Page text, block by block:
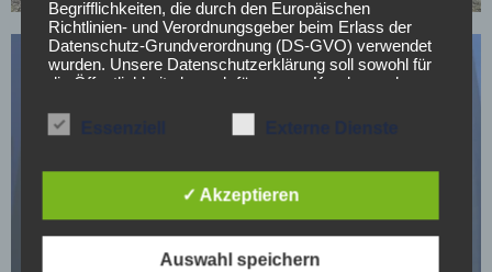
Begrifflichkeiten, die durch den Europäischen
Richtlinien- und Verordnungsgeber beim Erlass der
Datenschutz-Grundverordnung (DS-GVO) verwendet
wurden. Unsere Datenschutzerklärung soll sowohl für
die Öffentlichkeit als auch für unsere Kunden und
Um dies zu gewährleisten, möchten wir vorab die
verwendeten Begrifflichkeiten erläutern.
Wir verwenden in dieser Datenschutzerklärung
unter anderem die folgenden Begriffe:
✓ Akzeptieren
Auswahl speichern